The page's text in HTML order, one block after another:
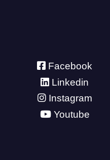
Facebook
Linkedin
Instagram
Youtube